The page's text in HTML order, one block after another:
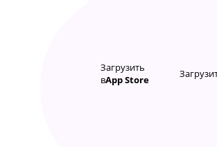
Загрузить
вApp Store